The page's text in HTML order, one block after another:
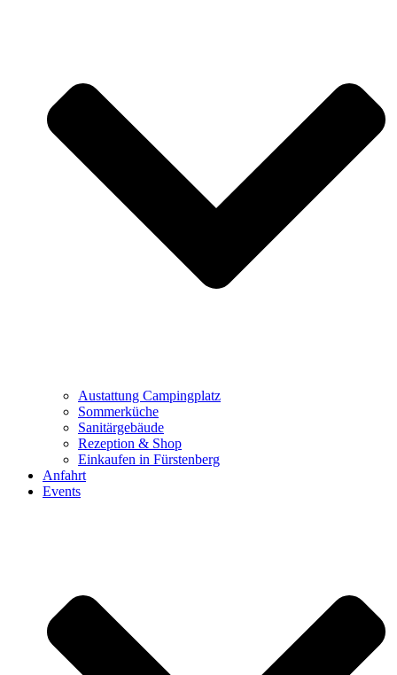
Austattung Campingplatz
Sommerküche
Sanitärgebäude
Rezeption & Shop
Einkaufen in Fürstenberg
Anfahrt
Events